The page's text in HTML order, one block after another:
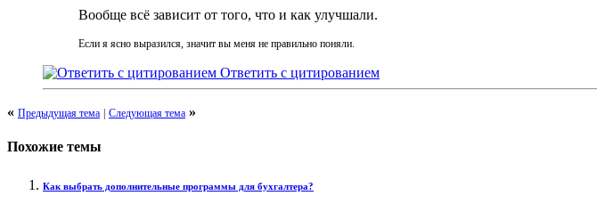
Вообще всё зависит от того, что и как улучшали.
Если я ясно выразился, значит вы меня не правильно поняли.
Ответить с цитированием
« Предыдущая тема | Следующая тема »
Похожие темы
Как выбрать дополнительные программы для бухгалтера?